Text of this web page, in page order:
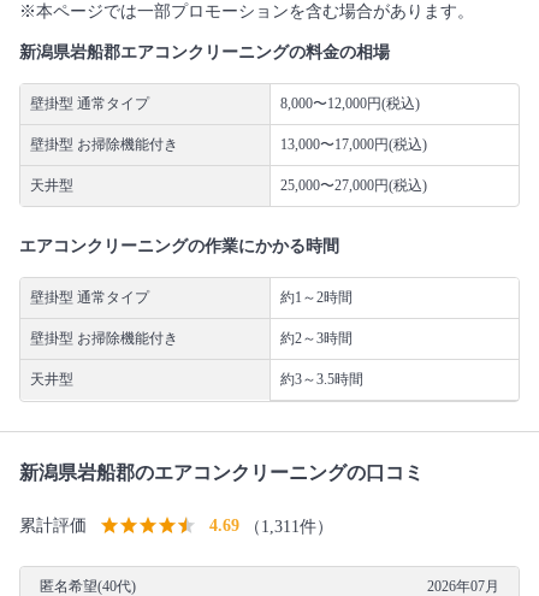
※本ページでは一部プロモーションを含む場合があります。
新潟県岩船郡エアコンクリーニングの料金の相場
壁掛型 通常タイプ 8,000〜12,000円(税込)
壁掛型 お掃除機能付き 13,000〜17,000円(税込)
天井型 25,000〜27,000円(税込)
エアコンクリーニングの作業にかかる時間
壁掛型 通常タイプ 約1～2時間
壁掛型 お掃除機能付き 約2～3時間
天井型 約3～3.5時間
新潟県岩船郡のエアコンクリーニングの口コミ
累計評価 4.69 （1,311件）
匿名希望(40代) 2026年07月